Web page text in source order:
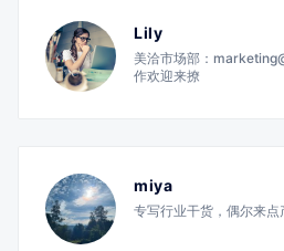
Lily
美洽市场部：
作欢迎来撩
miya
专写行业干货，偶尔来点